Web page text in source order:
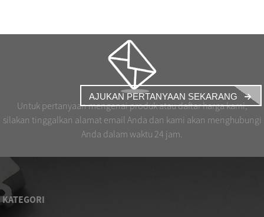
Untuk pertanyaan mengenai produk atau daftar harga kami,
silakan tinggalkan alamat email Anda dan kami akan menghubungi
Anda dalam waktu 24 jam.
AJUKAN PERTANYAAN SEKARANG
KATEGORI